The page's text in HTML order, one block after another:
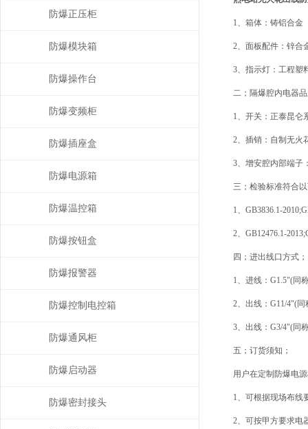
1、箱体：铸铝合金
2、面板配件：锌合
3、指示灯：工程塑
二；隔爆腔内电器品
1、开关：正泰昆仑
2、插销：自制无火花
3、增安腔内部端子：
三；检验标准符合以
1、GB3836.1-
2、GB12476.1-
四；进出线口方式；
1、进线：G1.5"(同称
2、出线：G11/4"(同
3、出线：G3/4"(同称
五；订货须知；
用户在定制防爆电源
1、可根据现场布线要
2、可按甲方要求电
防爆正压柜
防爆模块箱
防爆操作台
防爆变频柜
防爆插座盒
防爆电源箱
防爆温控箱
防爆按钮盒
防爆报警器
防爆控制电控箱
防爆通风柜
防爆启动器
防爆密封接头